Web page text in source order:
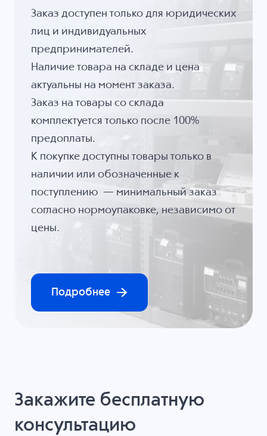
Заказ доступен только для юридических
лиц и индивидуальных
предпринимателей.
Наличие товара на складе и цена
актуальны на момент заказа.
Заказ на товары со склада
комплектуется только после 100%
предоплаты.
К покупке доступны товары только в
наличии или обозначенные к
поступлению — минимальный заказ
согласно нормоупаковке, независимо от
цены.
Подробнее
Закажите бесплатную
консультацию